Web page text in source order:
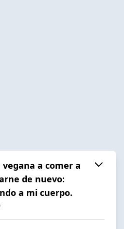
vegana a comer a
de nuevo:
a mi cuerpo.